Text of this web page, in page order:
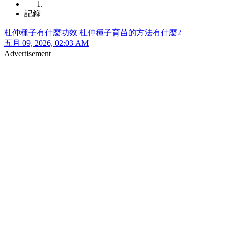
記錄
杜仲種子有什麼功效 杜仲種子育苗的方法有什麼2
五月 09, 2026, 02:03 AM
Advertisement